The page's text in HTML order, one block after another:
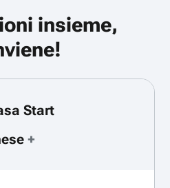
insieme,
Start
+